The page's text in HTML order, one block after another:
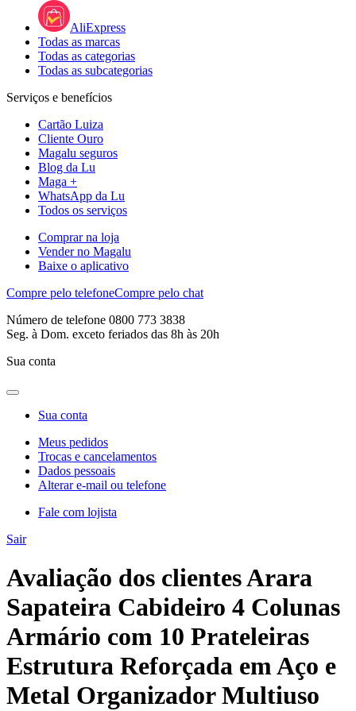
AliExpress
Todas as marcas
Todas as categorias
Todas as subcategorias
Serviços e benefícios
Cartão Luiza
Cliente Ouro
Magalu seguros
Blog da Lu
Maga +
WhatsApp da Lu
Todos os serviços
Comprar na loja
Vender no Magalu
Baixe o aplicativo
Compre pelo telefoneCompre pelo chat
Número de telefone 0800 773 3838
Seg. à Dom. exceto feriados das 8h às 20h
Sua conta
Sua conta
Meus pedidos
Trocas e cancelamentos
Dados pessoais
Alterar e-mail ou telefone
Fale com lojista
Sair
Avaliação dos clientes Arara
Sapateira Cabideiro 4 Colunas
Armário com 10 Prateleiras
Estrutura Reforçada em Aço e
Metal Organizador Multiuso